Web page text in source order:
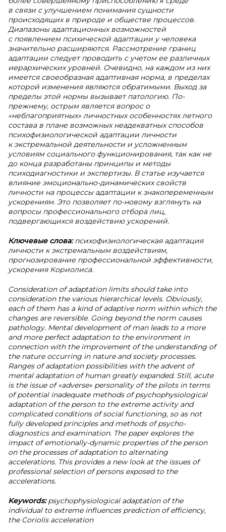
в связи с улучшением понимания сущности
происходящих в природе и обществе процессов.
Диапазоны адаптационных возможностей
с появлением психической адаптации у человека
значительно расширяются. Рассмотрение границ
адаптации следует проводить с учетом ее различных
иерархических уровней. Очевидно, на каждом из них
имеется своеобразная адаптивная норма, в пределах
которой изменения являются обратимыми. Выход за
пределы этой нормы вызывает патологию. По-
прежнему, острым является вопрос о
«неблагоприятных» личностных особенностях летного
состава в плане возможных неадекватных способов
психофизиологической адаптации личности
к экстремальной деятельности и усложненным
условиям социального функционирования, так как не
до конца разработаны принципы и методы
психодиагностики и экспертизы. В статье изучается
влияние эмоционально-динамических свойств
личности на процессы адаптации к знакопеременным
ускорениям. Это позволяет по-новому взглянуть на
вопросы профессионального отбора лиц,
подвергающихся воздействию ускорений.
Ключевые слова: психофизиологическая адаптация
личности к экстремальным воздействиям,
прогнозирование профессиональной эффективности,
ускорения Кориолиса.
Consideration of adaptation limits should take into
consideration the various hierarchical levels. Obviously,
each of them has a kind of adaptive norm within which the
changes are reversible. Going beyond the norm causes
pathology. Mental development of man leads to a more
and more perfect adaptation to the environment in
connection with the improvement of the understanding of
the nature occurring in nature and society processes.
Ranges of adaptation possibilities with the advent of
mental adaptation of human greatly expanded. Still, acute
is the issue of «adverse» personality of the pilots in terms
of potential inadequate methods of psychophysiological
adaptation of the person to the extreme activity and
complicated conditions of social functioning, so as not
fully developed principles and methods of psycho-
diagnostics and examination. The paper explores the
impact of emotionally-dynamic properties of the person
on the processes of adaptation to alternating
accelerations. This provides a new look at the issues of
professional selection of persons exposed to the
accelerations.
Keywords: psychophysiological adaptation of the
individual to extreme influences prediction of efficiency,
the Coriolis acceleration